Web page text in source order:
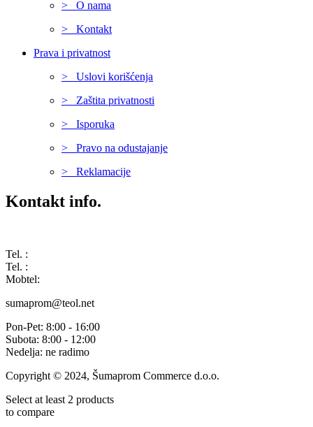
> O nama
> Kontakt
Prava i privatnost
> Uslovi korišćenja
> Zaštita privatnosti
> Isporuka
> Pravo na odustajanje
> Reklamacije
Kontakt info.
Tel. :
Tel. :
Mobtel:
sumaprom@teol.net
Pon-Pet: 8:00 - 16:00
Subota: 8:00 - 12:00
Nedelja: ne radimo
Copyright © 2024, Šumaprom Commerce d.o.o.
Select at least 2 products
to compare